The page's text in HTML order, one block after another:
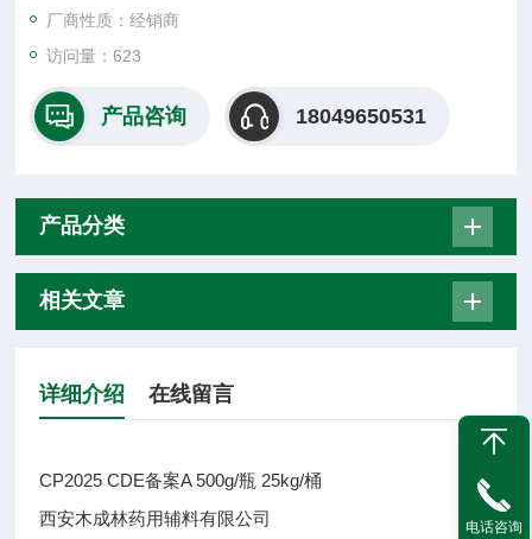
厂商性质：经销商
访问量：623
产品咨询 18049650531
产品分类
相关文章
详细介绍 在线留言
CP2025 CDE备案A 500g/瓶 25kg/桶
西安木成林药用辅料有限公司
电话咨询